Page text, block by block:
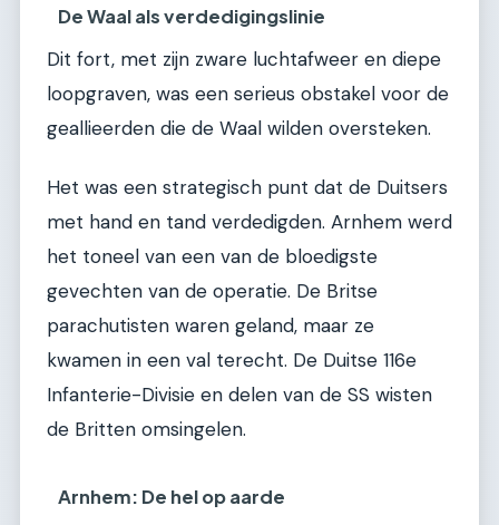
De Waal als verdedigingslinie
Dit fort, met zijn zware luchtafweer en diepe
loopgraven, was een serieus obstakel voor de
geallieerden die de Waal wilden oversteken.
Het was een strategisch punt dat de Duitsers
met hand en tand verdedigden. Arnhem werd
het toneel van een van de bloedigste
gevechten van de operatie. De Britse
parachutisten waren geland, maar ze
kwamen in een val terecht. De Duitse 116e
Infanterie-Divisie en delen van de SS wisten
de Britten omsingelen.
Arnhem: De hel op aarde